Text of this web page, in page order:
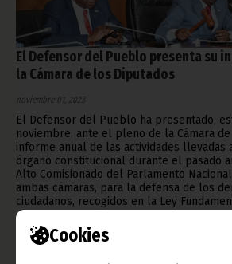
Cookies
El Defensor del Pueblo presenta su
la Cámara de los Diputados
noviembre 01, 2023
El Defensor del Pueblo ha presentado,
noviembre, ante el pleno de la Cámara
informe anual de las actividades llevadas
órgano constitucional durante el pasado
Alto Comisionado del Parlamento
ambas cámaras, para la defensa de los
ciudadanos, recogidos en la Ley
Noticias Gobierno